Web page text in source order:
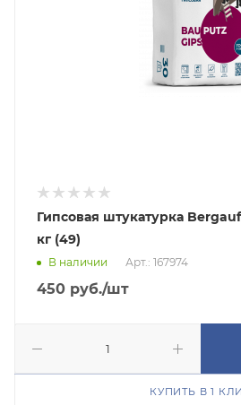
Гипсовая штукатурка
кг (49)
В наличии Арт.: 167974
450 руб./шт
КУПИТЬ В 1